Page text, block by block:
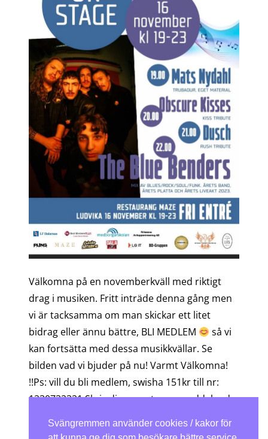
Välkomna på en novemberkväll med riktigt
drag i musiken. Fritt inträde denna gång men
vi är tacksamma om man skickar ett litet
bidrag eller ännu bättre, BLI MEDLEM
så vi
kan fortsätta med dessa musikkvällar. Se
bilden vad vi bjuder på nu! Varmt Välkomna!
!!Ps: vill du bli medlem, swisha 151kr till nr:
1230732321 Skriv din e-post som meddelande
så får du all information om kommande
händelser.
Svängremmen använder cookies / kakor för